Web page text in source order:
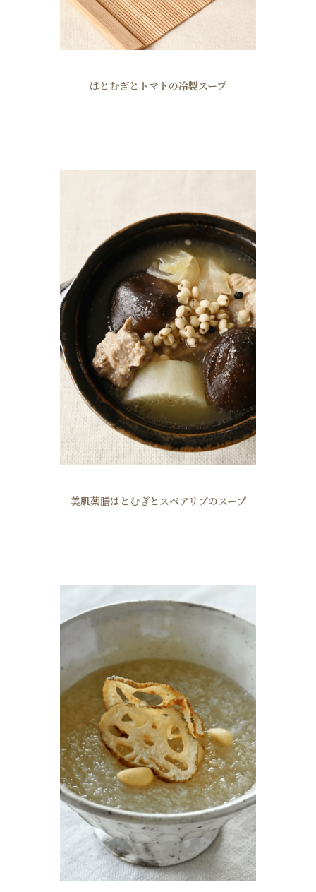
はとむぎとトマトの冷製スープ
美肌薬膳はとむぎとスペアリブのスープ